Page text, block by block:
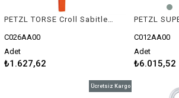
PETZL TORSE Croll Sabitleyici Omuz Askısı
C026AA00
Adet
₺1.627,62
C012AA00
Adet
₺6.015,52
Ücretsiz Kargo